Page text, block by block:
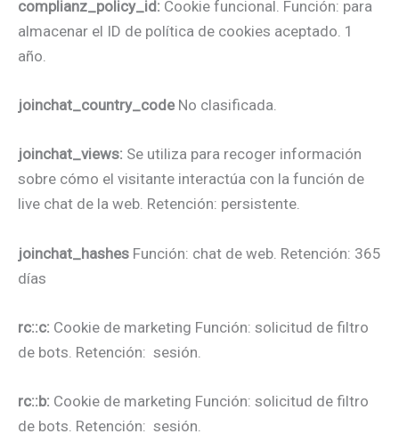
complianz_policy_id: Cookie funcional. Función: para
almacenar el ID de política de cookies aceptado. 1
año.
joinchat_country_code No clasificada.
joinchat_views: Se utiliza para recoger información
sobre cómo el visitante interactúa con la función de
live chat de la web. Retención: persistente.
joinchat_hashes Función: chat de web. Retención: 365
días
rc::c: Cookie de marketing Función: solicitud de filtro
de bots. Retención: sesión.
rc::b: Cookie de marketing Función: solicitud de filtro
de bots. Retención: sesión.